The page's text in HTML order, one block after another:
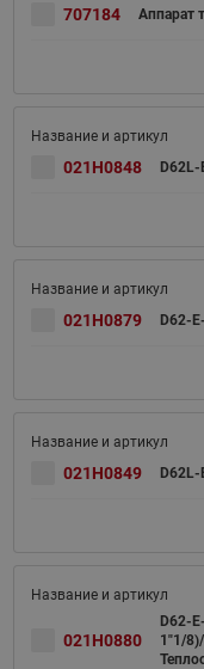
707184 Аппарат
021H0848
021H0879 D62-
021H0849
021H0880
D62-
1"1/